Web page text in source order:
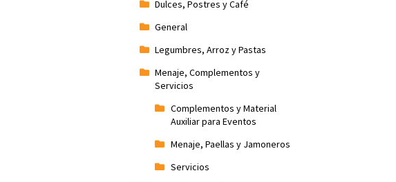
Dulces, Postres y Café
General
Legumbres, Arroz y Pastas
Menaje, Complementos y
Servicios
Complementos y Material
Auxiliar para Eventos
Menaje, Paellas y Jamoneros
Servicios